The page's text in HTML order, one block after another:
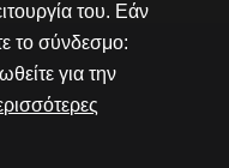
του. Εάν
το σύνδεσμο:
για την